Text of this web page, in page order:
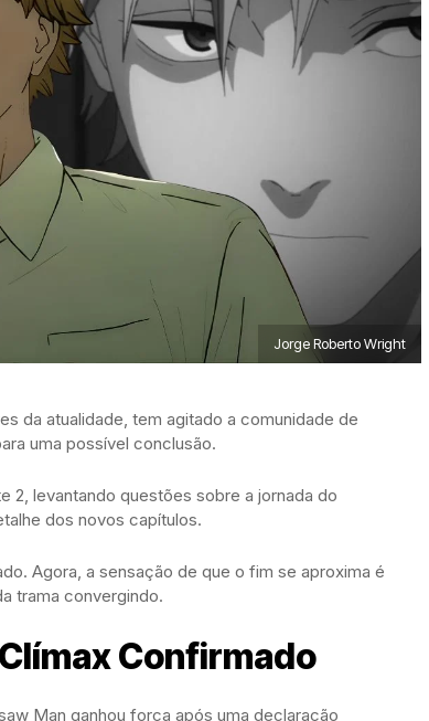
Jorge Roberto Wright
da atualidade, tem agitado a comunidade de
uma possível conclusão.
levantando questões sobre a jornada do
dos novos capítulos.
Agora, a sensação de que o fim se aproxima é
trama convergindo.
Confirmado
Man ganhou força após uma declaração